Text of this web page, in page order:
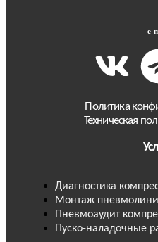
e-
Политика
Техническая
Диагностика
Монтаж
Пневмоаудит
Пуско-наладочные